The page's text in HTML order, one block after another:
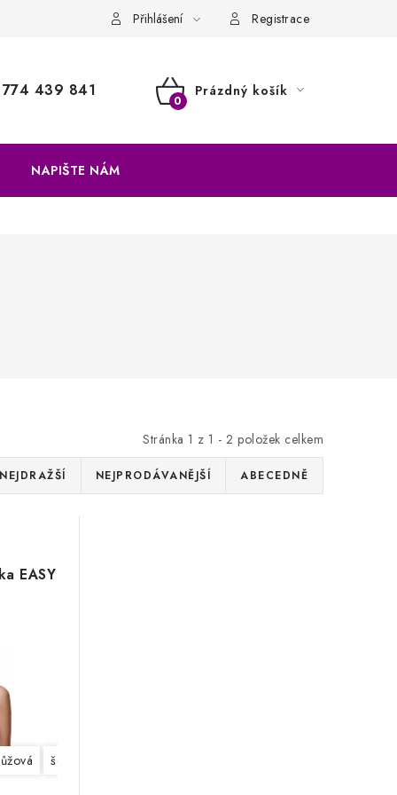
Přihlášení Registrace
439 841
NÁKUPNÍ
Prázdný košík
NAPIŠTE NÁM
Stránka 1 z 1 - 2 položek celkem
NEJDRAŽŠÍ NEJPRODÁVANĚJŠÍ ABECEDNĚ
EASY
šedá